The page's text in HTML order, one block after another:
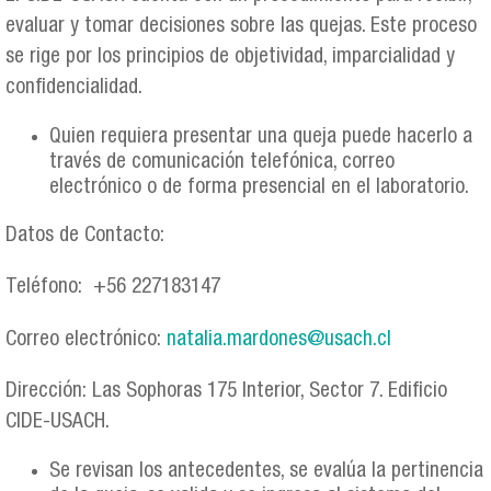
evaluar y tomar decisiones sobre las quejas. Este proceso
se rige por los principios de objetividad, imparcialidad y
confidencialidad.
Quien requiera presentar una queja puede hacerlo a
través de comunicación telefónica, correo
electrónico o de forma presencial en el laboratorio.
Datos de Contacto:
Teléfono: +56 227183147
Correo electrónico: natalia.mardones@usach.cl
Dirección: Las Sophoras 175 Interior, Sector 7. Edificio
CIDE-USACH.
Se revisan los antecedentes, se evalúa la pertinencia